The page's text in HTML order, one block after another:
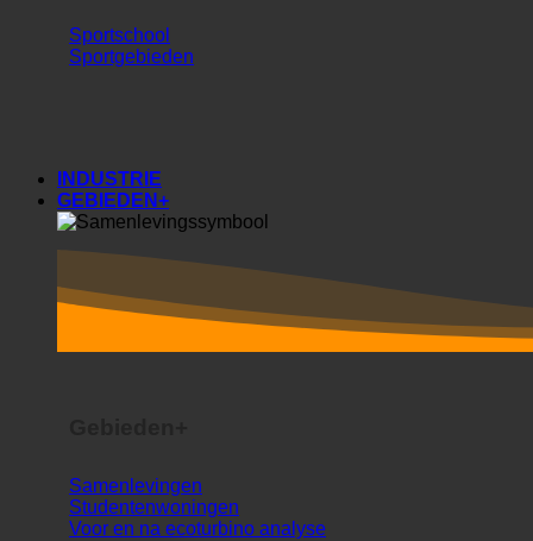
Sportschool
Sportgebieden
INDUSTRIE
GEBIEDEN+
Samenlevingen
Studentenwoningen
Voor en na ecoturbino analyse